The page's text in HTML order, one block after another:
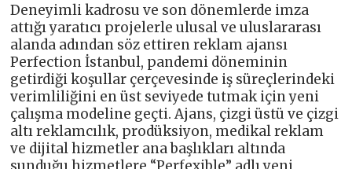
Deneyimli kadrosu ve son dönemlerde imza
attığı yaratıcı projelerle ulusal ve uluslararası
alanda adından söz ettiren reklam ajansı
Perfection İstanbul, pandemi döneminin
getirdiği koşullar çerçevesinde iş süreçlerindeki
verimliliğini en üst seviyede tutmak için yeni
çalışma modeline geçti. Ajans, çizgi üstü ve çizgi
altı reklamcılık, prodüksiyon, medikal reklam
ve dijital hizmetler ana başlıkları altında